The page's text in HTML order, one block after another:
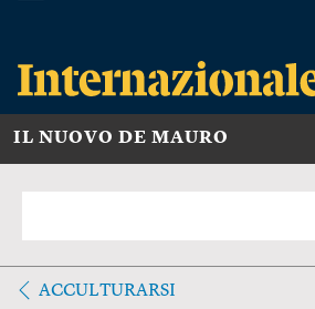
IL NUOVO DE MAURO
ACCULTURARSI